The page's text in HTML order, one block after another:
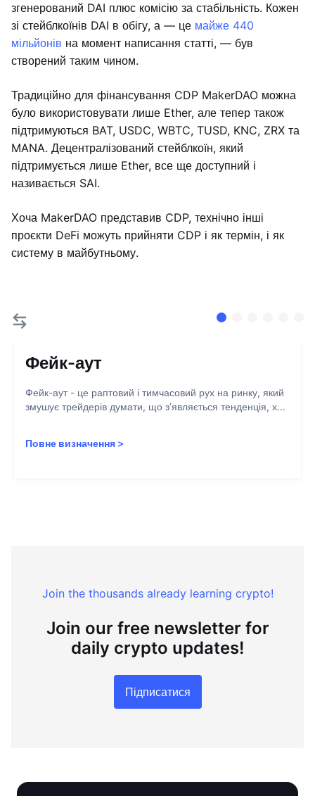
згенерований DAI плюс комісію за стабільність. Кожен
зі стейблкоїнів DAI в обігу, а — це майже 440
мільйонів на момент написання статті, — був
створений таким чином.
Традиційно для фінансування CDP MakerDAO можна
було використовувати лише Ether, але тепер також
підтримуються BAT, USDC, WBTC, TUSD, KNC, ZRX та
MANA. Децентралізований стейблкоїн, який
підтримується лише Ether, все ще доступний і
називається SAI.
Хоча MakerDAO представив CDP, технічно інші
проєкти DeFi можуть прийняти CDP і як термін, і як
систему в майбутньому.
Фейк-аут
Фейк-аут - це раптовий і тимчасовий рух на ринку, який
змушує трейдерів думати, що з’являється тенденція, х...
Повне визначення >
Join the thousands already learning crypto!
Join our free newsletter for
daily crypto updates!
Підписатися